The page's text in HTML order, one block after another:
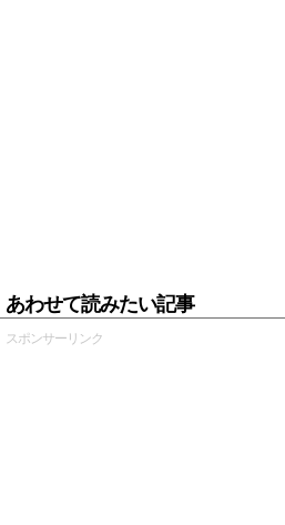
あわせて読みたい記事
スポンサーリンク